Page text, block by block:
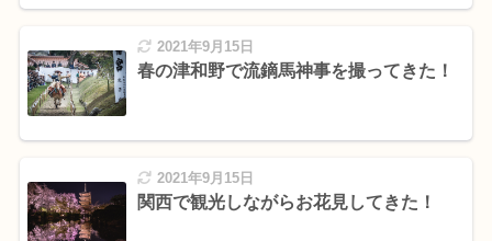
2021年9月15日
春の津和野で流鏑馬神事を撮ってきた！
2021年9月15日
関西で観光しながらお花見してきた！